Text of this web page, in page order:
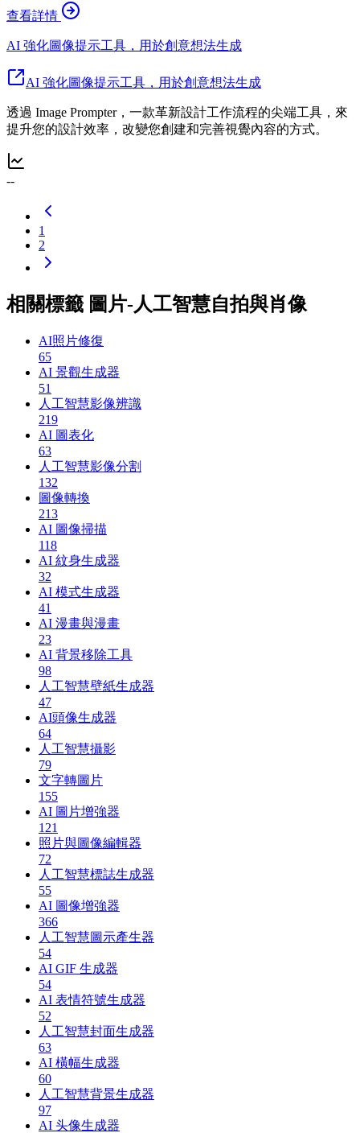
查看詳情
AI 強化圖像提示工具，用於創意想法生成
AI 強化圖像提示工具，用於創意想法生成
透過 Image Prompter，一款革新設計工作流程的尖端工具，來
提升您的設計效率，改變您創建和完善視覺內容的方式。
--
1
2
相關標籤 圖片-人工智慧自拍與肖像
AI照片修復
65
AI 景觀生成器
51
人工智慧影像辨識
219
AI 圖表化
63
人工智慧影像分割
132
圖像轉換
213
AI 圖像掃描
118
AI 紋身生成器
32
AI 模式生成器
41
AI 漫畫與漫畫
23
AI 背景移除工具
98
人工智慧壁紙生成器
47
AI頭像生成器
64
人工智慧攝影
79
文字轉圖片
155
AI 圖片增強器
121
照片與圖像編輯器
72
人工智慧標誌生成器
55
AI 圖像增強器
366
人工智慧圖示產生器
54
AI GIF 生成器
54
AI 表情符號生成器
52
人工智慧封面生成器
63
AI 橫幅生成器
60
人工智慧背景生成器
97
AI 头像生成器